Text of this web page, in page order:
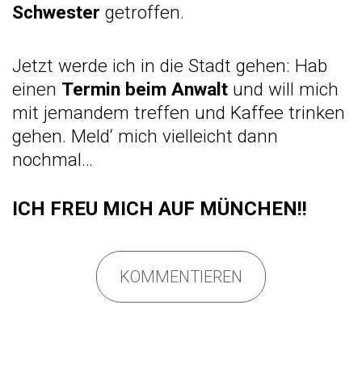
Schwester getroffen.
Jetzt werde ich in die Stadt gehen: Hab
einen Termin beim Anwalt und will mich
mit jemandem treffen und Kaffee trinken
gehen. Meld‘ mich vielleicht dann
nochmal…
ICH FREU MICH AUF MÜNCHEN!!
KOMMENTIEREN